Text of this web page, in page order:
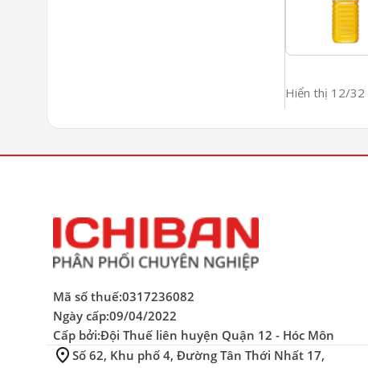
Hiển thị 12/32
Mã số thuế:0317236082
Ngày cấp:09/04/2022
Cấp bởi:Đội Thuế liên huyện Quận 12 - Hóc Môn
location_on Số 62, Khu phố 4, Đường Tân Thới Nhất 17,